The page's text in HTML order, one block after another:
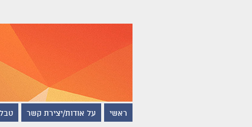
ראשי על אודות/יצירת קשר